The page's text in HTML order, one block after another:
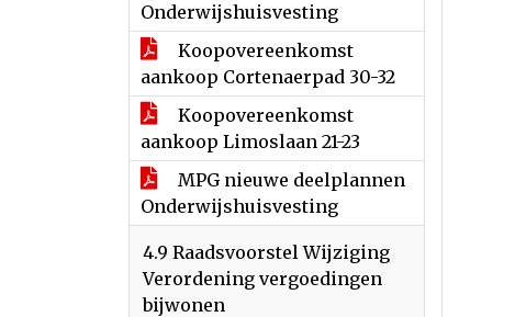
Onderwijshuisvesting
Koopovereenkomst
aankoop Cortenaerpad 30-32
Koopovereenkomst
aankoop Limoslaan 21-23
MPG nieuwe deelplannen
Onderwijshuisvesting
4.9 Raadsvoorstel Wijziging
Verordening vergoedingen
bijwonen